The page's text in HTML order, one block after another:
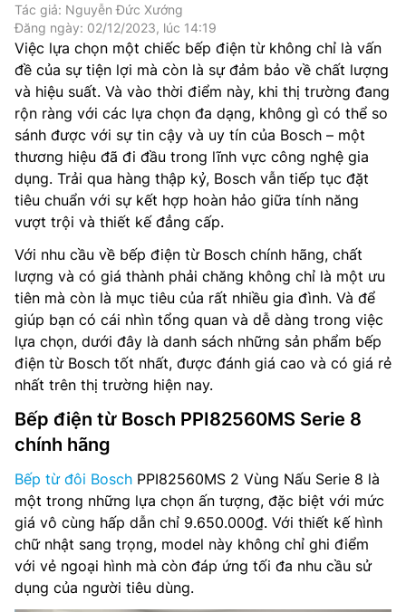
Tác giả: Nguyễn Đức Xướng
Đăng ngày: 02/12/2023, lúc 14:19
Việc lựa chọn một chiếc bếp điện từ không chỉ là vấn
đề của sự tiện lợi mà còn là sự đảm bảo về chất lượng
và hiệu suất. Và vào thời điểm này, khi thị trường đang
rộn ràng với các lựa chọn đa dạng, không gì có thể so
sánh được với sự tin cậy và uy tín của Bosch – một
thương hiệu đã đi đầu trong lĩnh vực công nghệ gia
dụng. Trải qua hàng thập kỷ, Bosch vẫn tiếp tục đặt
tiêu chuẩn với sự kết hợp hoàn hảo giữa tính năng
vượt trội và thiết kế đẳng cấp.
Với nhu cầu về bếp điện từ Bosch chính hãng, chất
lượng và có giá thành phải chăng không chỉ là một ưu
tiên mà còn là mục tiêu của rất nhiều gia đình. Và để
giúp bạn có cái nhìn tổng quan và dễ dàng trong việc
lựa chọn, dưới đây là danh sách những sản phẩm bếp
điện từ Bosch tốt nhất, được đánh giá cao và có giá rẻ
nhất trên thị trường hiện nay.
Bếp điện từ Bosch PPI82560MS Serie 8
chính hãng
Bếp từ đôi Bosch PPI82560MS 2 Vùng Nấu Serie 8 là
một trong những lựa chọn ấn tượng, đặc biệt với mức
giá vô cùng hấp dẫn chỉ 9.650.000₫. Với thiết kế hình
chữ nhật sang trọng, model này không chỉ ghi điểm
với vẻ ngoại hình mà còn đáp ứng tối đa nhu cầu sử
dụng của người tiêu dùng.